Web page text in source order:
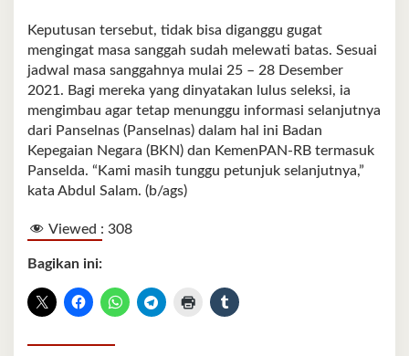
Keputusan tersebut, tidak bisa diganggu gugat
mengingat masa sanggah sudah melewati batas. Sesuai
jadwal masa sanggahnya mulai 25 – 28 Desember
2021. Bagi mereka yang dinyatakan lulus seleksi, ia
mengimbau agar tetap menunggu informasi selanjutnya
dari Panselnas (Panselnas) dalam hal ini Badan
Kepegaian Negara (BKN) dan KemenPAN-RB termasuk
Panselda. “Kami masih tunggu petunjuk selanjutnya,”
kata Abdul Salam. (b/ags)
Viewed : 308
Bagikan ini: